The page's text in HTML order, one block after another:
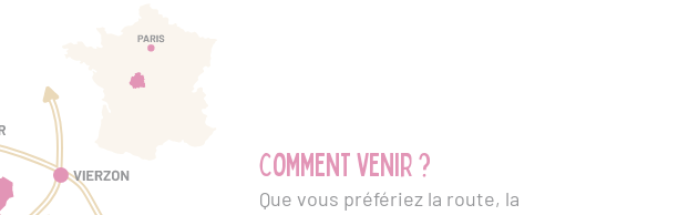
Comment venir ?
Que vous préfériez la route, la